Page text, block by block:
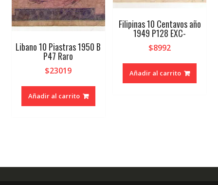
Libano 10 Piastras 1950 B
P47 Raro
$23019
Añadir al carrito
Filipinas 10 Centavos año
1949 P128 EXC-
$8992
Añadir al carrito